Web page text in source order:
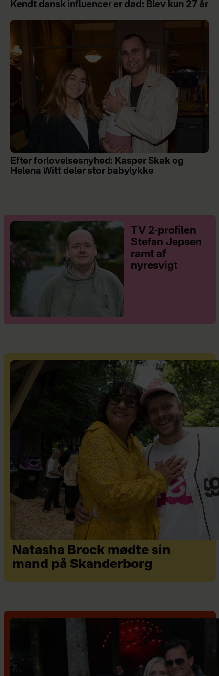
Kendt dansk influencer er død: Blev kun 27 år
Efter forlovelsesnyhed: Kasper Skak og
Helena Witt deler stor babylykke
TV 2-profilen
Stefan Jepsen
ramt af
nyresvigt
Natasha Brock mødte sin
mand på Skanderborg